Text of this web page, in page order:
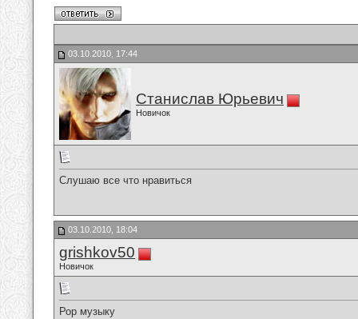
03.10.2010, 17:44
Станислав Юрьевич
Новичок
Слушаю все что нравиться
03.10.2010, 18:04
grishkov50
Новичок
Рор музыку